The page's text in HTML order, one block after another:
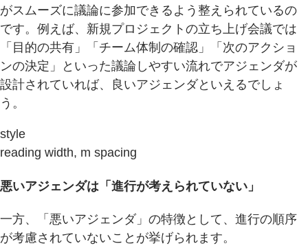
がスムーズに議論に参加できるよう整えられているの
です。例えば、新規プロジェクトの立ち上げ会議では
「目的の共有」「チーム体制の確認」「次のアクショ
ンの決定」といった議論しやすい流れでアジェンダが
設計されていれば、良いアジェンダといえるでしょ
う。
style
reading width, m spacing
悪いアジェンダは「進行が考えられていない」
一方、「悪いアジェンダ」の特徴として、進行の順序
が考慮されていないことが挙げられます。